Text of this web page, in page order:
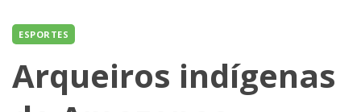
ESPORTES
Arqueiros indígenas